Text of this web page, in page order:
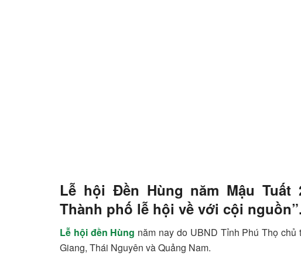
Lễ hội Đền Hùng năm Mậu
Thành phố lễ hội về với cội
Lễ hội đền Hùng năm nay do UBND Tỉnh Phú Thọ
Giang, Thái Nguyên và Quảng Nam.